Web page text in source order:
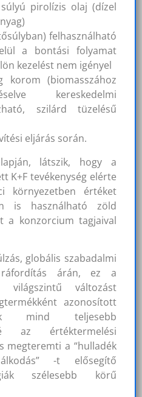
pirolízis olaj (dízel
felhasználható
a bontási folyamat
kezelést nem igényel
korom (biomasszához
kereskedelmi
szilárd tüzelésű
eljárás során.
látszik, hogy a
K+F tevékenység elérte
környezetben értéket
is használható zöld
a konzorcium tagjaival
globális szabadalmi
árán, ez a
világszintű változást
azonosított
mind teljesebb
az értéktermelési
megteremti a “hulladék
-t elősegítő
szélesebb körű